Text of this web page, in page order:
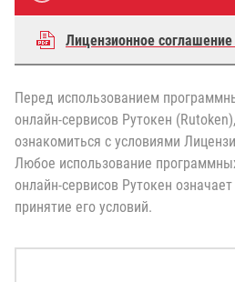
Перед использованием
онлайн-сервисов Рутокен
ознакомиться с условиями
Любое использование
онлайн-сервисов Рутокен
принятие его условий.
Лицензионное соглашение